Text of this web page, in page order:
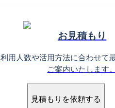
お見積もり
利用人数や活用方法に合わせて
ご案内いたします。
見積もりを依頼する